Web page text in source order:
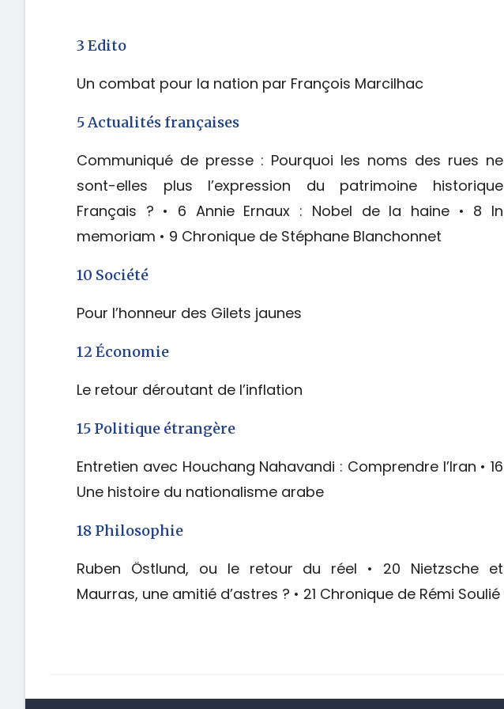
3 Edito
Un combat pour la nation par François Marcilhac
5 Actualités françaises
Communiqué de presse : Pourquoi les noms des rues ne
sont-elles plus l’expression du patrimoine historique
Français ? • 6 Annie Ernaux : Nobel de la haine • 8 In
memoriam • 9 Chronique de Stéphane Blanchonnet
10 Société
Pour l’honneur des Gilets jaunes
12 Économie
Le retour déroutant de l’inflation
15 Politique étrangère
Entretien avec Houchang Nahavandi : Comprendre l’Iran • 16
Une histoire du nationalisme arabe
18 Philosophie
Ruben Östlund, ou le retour du réel • 20 Nietzsche et
Maurras, une amitié d’astres ? • 21 Chronique de Rémi Soulié